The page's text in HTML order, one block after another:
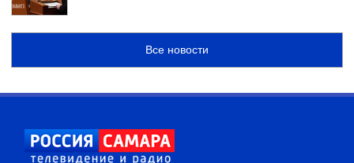
Все новости